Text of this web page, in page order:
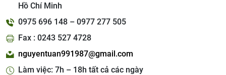
Hồ Chí Minh
0975 696 148 – 0977 277 505
Fax : 0243 527 4728
nguyentuan991987@gmail.com
Làm việc: 7h – 18h tất cả các ngày